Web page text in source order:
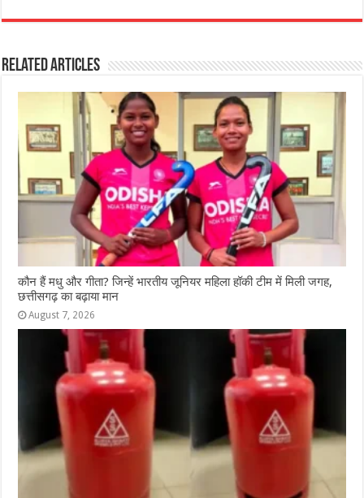
c
e
b
o
o
k
at
s
A
p
p
ss
n
g
e
r
itt
r
e
ra
m
ar
Related Articles
कौन हैं मधु और गीता? जिन्हें भारतीय जूनियर महिला हॉकी टीम में मिली जगह,
छत्तीसगढ़ का बढ़ाया मान
August 7, 2026